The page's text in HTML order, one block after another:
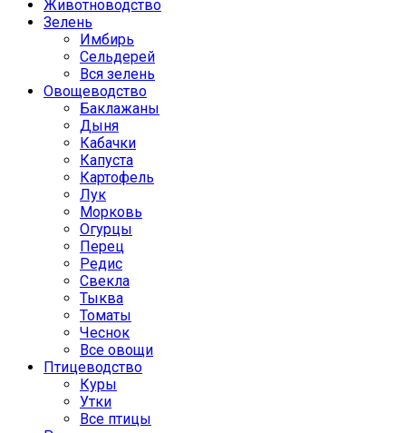
Животноводство
Зелень
Имбирь
Сельдерей
Вся зелень
Овощеводство
Баклажаны
Дыня
Кабачки
Капуста
Картофель
Лук
Морковь
Огурцы
Перец
Редис
Свекла
Тыква
Томаты
Чеснок
Все овощи
Птицеводство
Куры
Утки
Все птицы